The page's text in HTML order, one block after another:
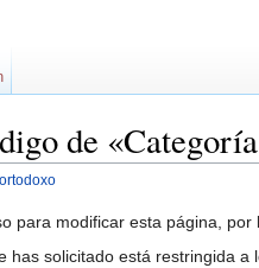
de
para modificar esta página, por
has solicitado está restringida a